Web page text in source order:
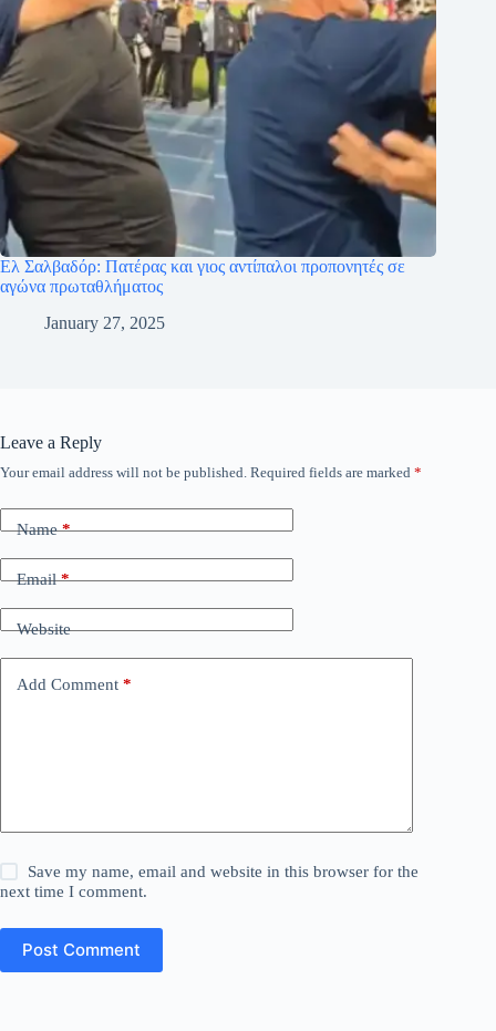
Ελ Σαλβαδόρ: Πατέρας και γιος αντίπαλοι προπονητές σε
αγώνα πρωταθλήματος
January 27, 2025
Leave a Reply
Your email address will not be published. Required fields are marked *
Name*
Email*
Website
Add Comment *
Save my name, email and website in this browser for the
next time I comment.
Post Comment